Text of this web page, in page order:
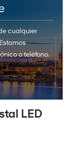
cualquier
o teléfono.
LED